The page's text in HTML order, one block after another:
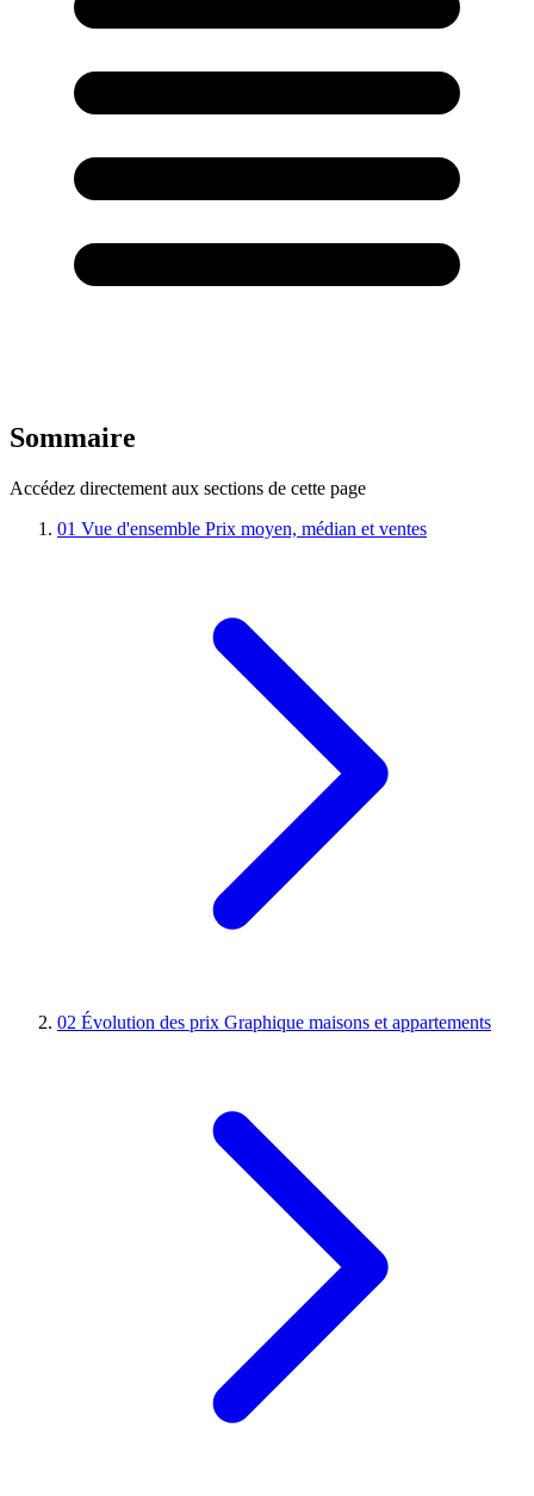
Sommaire
Accédez directement aux sections de cette page
01 Vue d'ensemble Prix moyen, médian et ventes
02 Évolution des prix Graphique maisons et appartements